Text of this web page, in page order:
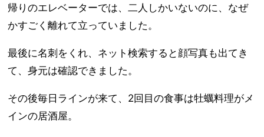
帰りのエレベーターでは、二人しかいないのに、なぜ
かすごく離れて立っていました。
最後に名刺をくれ、ネット検索すると顔写真も出てき
て、身元は確認できました。
その後毎日ラインが来て、2回目の食事は牡蠣料理がメ
インの居酒屋。